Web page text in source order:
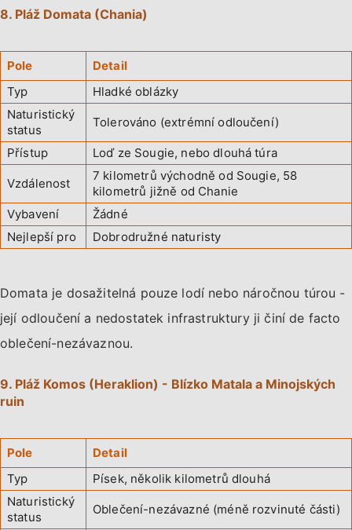
8. Pláž Domata (Chania)
Pole
Detail
Typ
Hladké oblázky
Naturistický
status
Tolerováno (extrémní odloučení)
Přístup Loď ze Sougie, nebo dlouhá túra
Vzdálenost
7 kilometrů východně od Sougie, 58
kilometrů jižně od Chanie
Vybavení
Žádné
Nejlepší pro
Dobrodružné naturisty
Domata je dosažitelná pouze lodí nebo náročnou túrou -
její odloučení a nedostatek infrastruktury ji činí de facto
oblečení-nezávaznou.
9. Pláž Komos (Heraklion) - Blízko Matala a Minojských
ruin
Pole
Detail
Typ
Písek, několik kilometrů dlouhá
Naturistický
status
Oblečení-nezávazné (méně rozvinuté části)